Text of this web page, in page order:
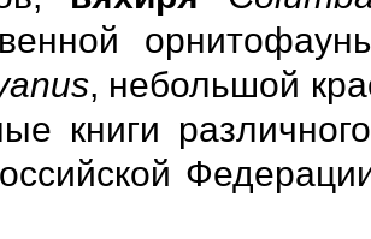
, небольшой
книги